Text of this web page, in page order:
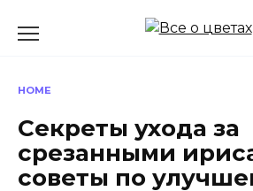
HOME
Секреты ухода за
срезанными
советы по